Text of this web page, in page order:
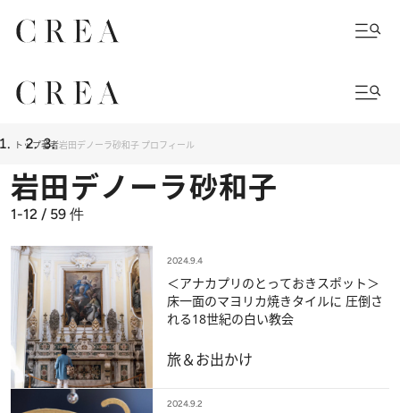
トップ著者岩田デノーラ砂和子 プロフィール
岩田デノーラ砂和子
1-12 / 59 件
2024.9.4
＜アナカプリのとっておきスポット＞
床一面のマヨリカ焼きタイルに 圧倒さ
れる18世紀の白い教会
旅＆お出かけ
2024.9.2